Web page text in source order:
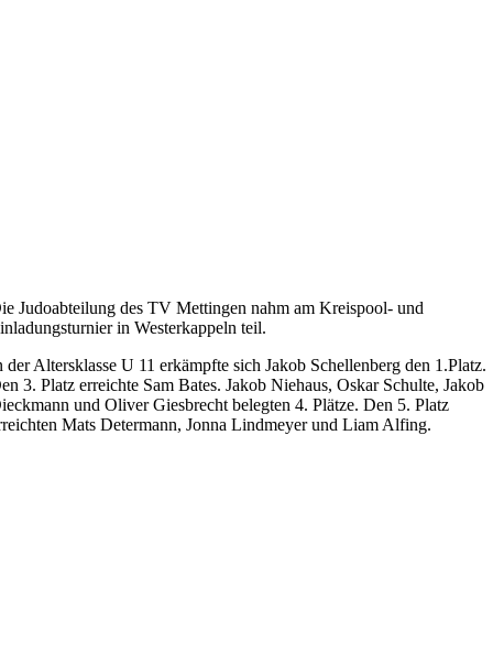
Judoabteilung des TV Mettingen nahm am Kreispool- und
in Westerkappeln teil.
der Altersklasse U 11 erkämpfte sich Jakob Schellenberg den 1.Platz.
3. Platz erreichte Sam Bates. Jakob Niehaus, Oskar Schulte, Jakob
und Oliver Giesbrecht belegten 4. Plätze. Den 5. Platz
Mats Determann, Jonna Lindmeyer und Liam Alfing.